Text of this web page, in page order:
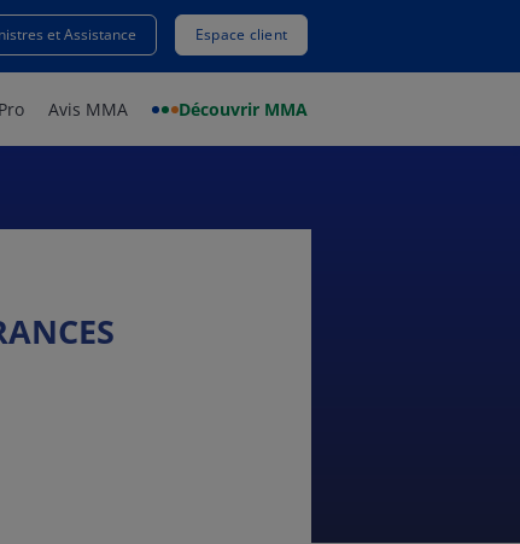
et Assistance Espace client
Avis MMA Découvrir MMA